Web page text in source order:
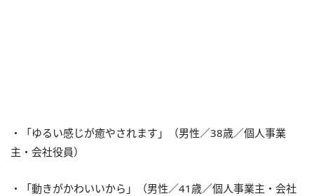
・「ゆるい感じが癒やされます」（男性／38歳／個人事業
主・会社役員）
・「動きがかわいいから」（男性／41歳／個人事業主・会社